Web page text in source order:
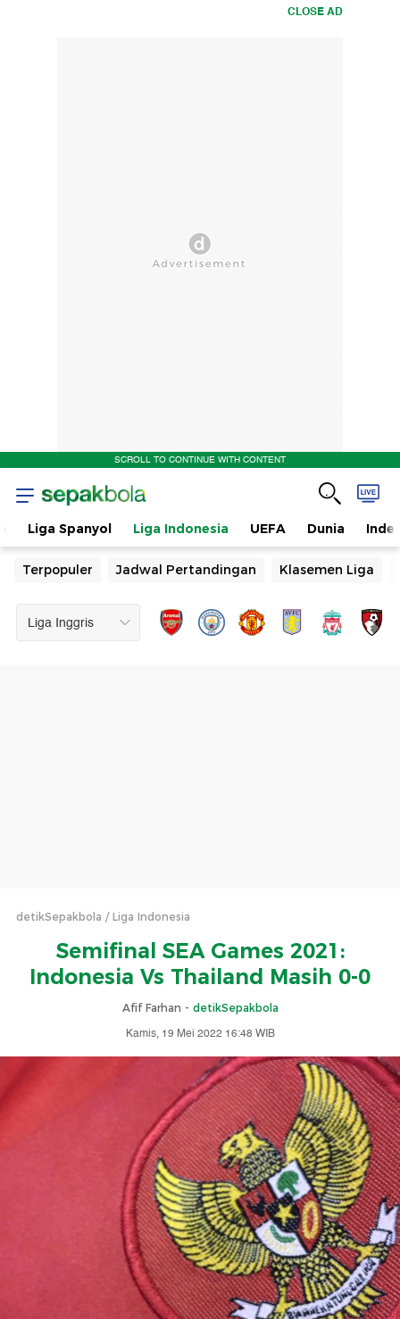
CLOSE AD
SCROLL TO CONTINUE WITH CONTENT
Liga Spanyol Liga Indonesia UEFA Dunia
Terpopuler Jadwal Pertandingan Klasemen Liga
detikSepakbola Liga Indonesia
Semifinal SEA Games 2021:
Indonesia Vs Thailand Masih 0-0
Afif Farhan - detikSepakbola
Kamis, 19 Mei 2022 16:48 WIB